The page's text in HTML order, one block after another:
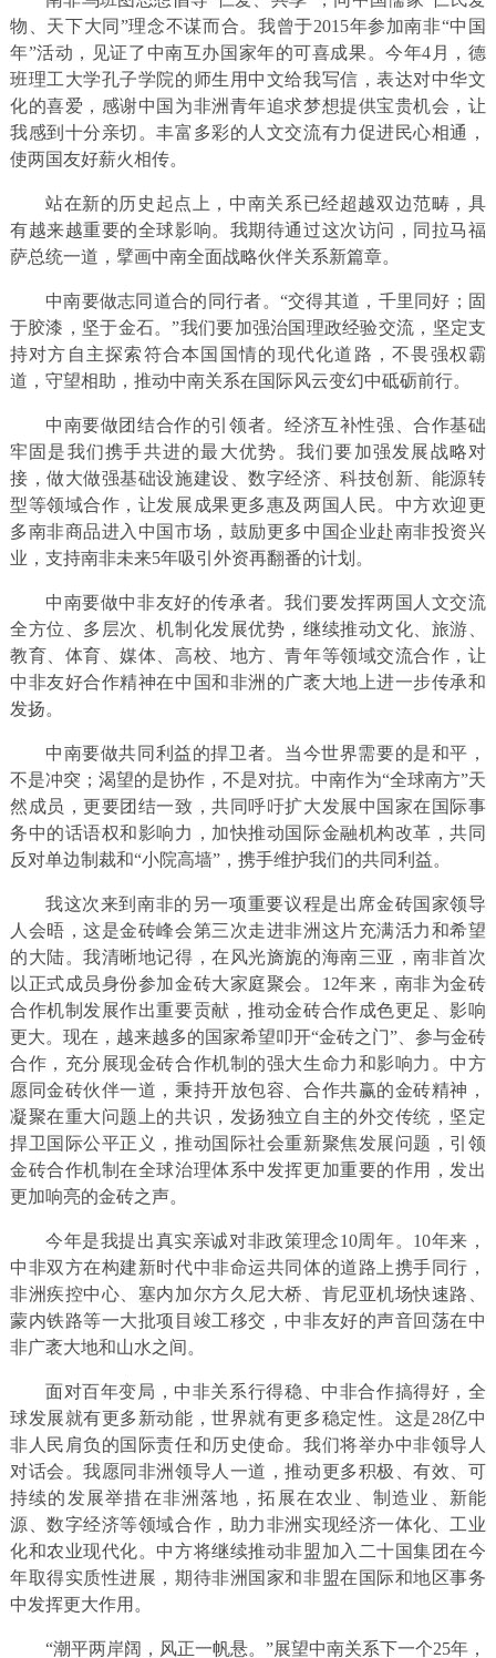
物、天下大同”理念不谋而合。我曾于2015年参加南非“中国
年”活动，见证了中南互办国家年的可喜成果。今年4月，德
班理工大学孔子学院的师生用中文给我写信，表达对中华文
化的喜爱，感谢中国为非洲青年追求梦想提供宝贵机会，让
我感到十分亲切。丰富多彩的人文交流有力促进民心相通，
使两国友好薪火相传。
站在新的历史起点上，中南关系已经超越双边范畴，具
有越来越重要的全球影响。我期待通过这次访问，同拉马福
萨总统一道，擘画中南全面战略伙伴关系新篇章。
中南要做志同道合的同行者。“交得其道，千里同好；固
于胶漆，坚于金石。”我们要加强治国理政经验交流，坚定支
持对方自主探索符合本国国情的现代化道路，不畏强权霸
道，守望相助，推动中南关系在国际风云变幻中砥砺前行。
中南要做团结合作的引领者。经济互补性强、合作基础
牢固是我们携手共进的最大优势。我们要加强发展战略对
接，做大做强基础设施建设、数字经济、科技创新、能源转
型等领域合作，让发展成果更多惠及两国人民。中方欢迎更
多南非商品进入中国市场，鼓励更多中国企业赴南非投资兴
业，支持南非未来5年吸引外资再翻番的计划。
中南要做中非友好的传承者。我们要发挥两国人文交流
全方位、多层次、机制化发展优势，继续推动文化、旅游、
教育、体育、媒体、高校、地方、青年等领域交流合作，让
中非友好合作精神在中国和非洲的广袤大地上进一步传承和
发扬。
中南要做共同利益的捍卫者。当今世界需要的是和平，
不是冲突；渴望的是协作，不是对抗。中南作为“全球南方”天
然成员，更要团结一致，共同呼吁扩大发展中国家在国际事
务中的话语权和影响力，加快推动国际金融机构改革，共同
反对单边制裁和“小院高墙”，携手维护我们的共同利益。
我这次来到南非的另一项重要议程是出席金砖国家领导
人会晤，这是金砖峰会第三次走进非洲这片充满活力和希望
的大陆。我清晰地记得，在风光旖旎的海南三亚，南非首次
以正式成员身份参加金砖大家庭聚会。12年来，南非为金砖
合作机制发展作出重要贡献，推动金砖合作成色更足、影响
更大。现在，越来越多的国家希望叩开“金砖之门”、参与金砖
合作，充分展现金砖合作机制的强大生命力和影响力。中方
愿同金砖伙伴一道，秉持开放包容、合作共赢的金砖精神，
凝聚在重大问题上的共识，发扬独立自主的外交传统，坚定
捍卫国际公平正义，推动国际社会重新聚焦发展问题，引领
金砖合作机制在全球治理体系中发挥更加重要的作用，发出
更加响亮的金砖之声。
今年是我提出真实亲诚对非政策理念10周年。10年来，
中非双方在构建新时代中非命运共同体的道路上携手同行，
非洲疾控中心、塞内加尔方久尼大桥、肯尼亚机场快速路、
蒙内铁路等一大批项目竣工移交，中非友好的声音回荡在中
非广袤大地和山水之间。
面对百年变局，中非关系行得稳、中非合作搞得好，全
球发展就有更多新动能，世界就有更多稳定性。这是28亿中
非人民肩负的国际责任和历史使命。我们将举办中非领导人
对话会。我愿同非洲领导人一道，推动更多积极、有效、可
持续的发展举措在非洲落地，拓展在农业、制造业、新能
源、数字经济等领域合作，助力非洲实现经济一体化、工业
化和农业现代化。中方将继续推动非盟加入二十国集团在今
年取得实质性进展，期待非洲国家和非盟在国际和地区事务
中发挥更大作用。
“潮平两岸阔，风正一帆悬。”展望中南关系下一个25年，